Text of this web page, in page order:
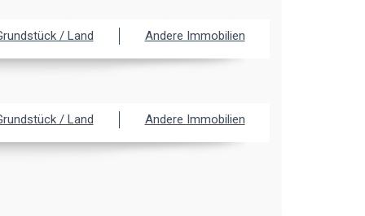
/ Land Andere Immobilien
/ Land Andere Immobilien